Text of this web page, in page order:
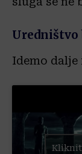
Idemo dalje